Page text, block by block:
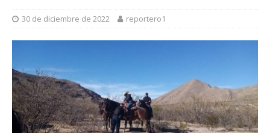
30 de diciembre de 2022 reportero1